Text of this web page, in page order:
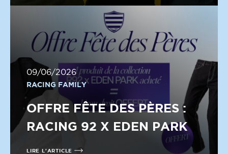
09/06/2026
RACING FAMILY
OFFRE FÊTE DES PÈRES :
RACING 92 X EDEN PARK
LIRE L'ARTICLE